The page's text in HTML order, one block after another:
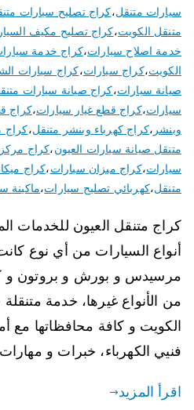
سيارات متنقل،كراج تصليح سيارات
متنقل الكويت،كراج تصليح مكيف
خدمة اصلاح سيارات،كراج خدمة
الكويت،كراج سيارات،كراج سيارات
صيانة سيارات،كراج صيانة سيارات
سيارات،كراج قطع غيار سيارات،كراج
وبنشر ،كراج كهرباء وبنشر متنقل،كراج
متنقل صيانة سيارات العيون،كراج
سيارات،كراج ميزان سيارات،كراج
متنقل،كهربائي تصليح سيارات،ماكينة
كراج متنقل العيون للخدمات
أنواع السيارات من أي نوع
مرسيدس و بورش و بروتون و
من الأنواع غيرها، خدمة
الكويت و كافة محافظاتها مع
فنيي الكهرباء، خبرات و
اقرأ المزيد